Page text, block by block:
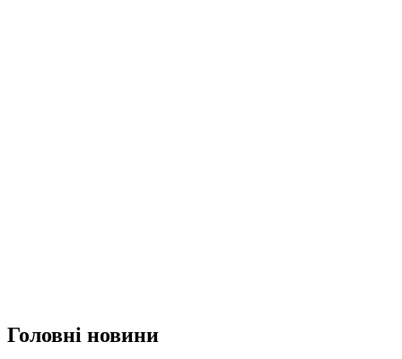
Головні новини